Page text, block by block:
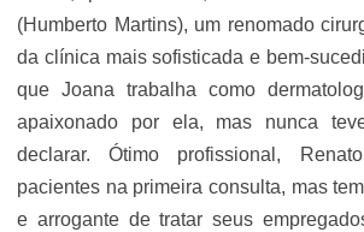
(Humberto Martins), um renomado
da clínica mais sofisticada e bem-
que Joana trabalha como
apaixonado por ela, mas nunca
declarar. Ótimo profissional,
pacientes na primeira consulta, mas
e arrogante de tratar seus